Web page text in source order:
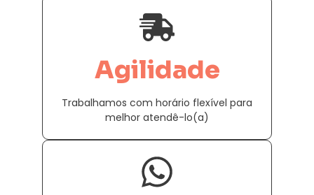
Agilidade
Trabalhamos com horário flexível para
melhor atendê-lo(a)